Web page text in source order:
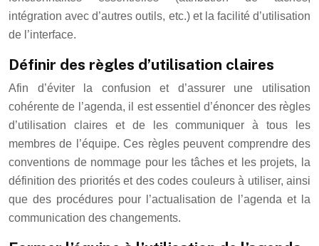
intégration avec d’autres outils, etc.) et la facilité d’utilisation
de l’interface.
Définir des règles d’utilisation claires
Afin d’éviter la confusion et d’assurer une utilisation
cohérente de l’agenda, il est essentiel d’énoncer des règles
d’utilisation claires et de les communiquer à tous les
membres de l’équipe. Ces règles peuvent comprendre des
conventions de nommage pour les tâches et les projets, la
définition des priorités et des codes couleurs à utiliser, ainsi
que des procédures pour l’actualisation de l’agenda et la
communication des changements.